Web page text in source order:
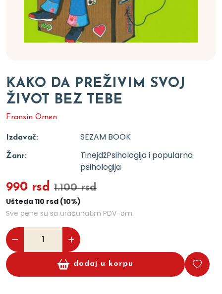
KAKO DA PREŽIVIM SVOJ
ŽIVOT BEZ TEBE
Fransin Omen
Izdavač: SEZAM BOOK
Žanr: TinejdžPsihologija i popularna
psihologija
990 rsd 1.100 rsd
Ušteda 110 rsd (10%)
Sve cene su sa uračunatim PDV-om.
dodaj u korpu